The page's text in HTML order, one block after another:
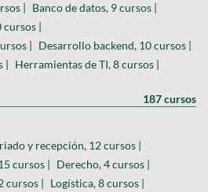
| Banco de datos, 9 cursos |
cursos |
| Desarrollo backend, 10 cursos |
| Herramientas de TI, 8 cursos |
187 cursos
y recepción, 12 cursos |
cursos | Derecho, 4 cursos |
cursos | Logística, 8 cursos |